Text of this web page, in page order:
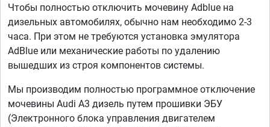
Чтобы полностью отключить мочевину Adblue на
дизельных автомобилях, обычно нам необходимо 2-3
часа. При этом не требуются установка эмулятора
AdBlue или механические работы по удалению
вышедших из строя компонентов системы.
Мы производим полностью программное отключение
мочевины Audi A3 дизель путем прошивки ЭБУ
(Электронного блока управления двигателем